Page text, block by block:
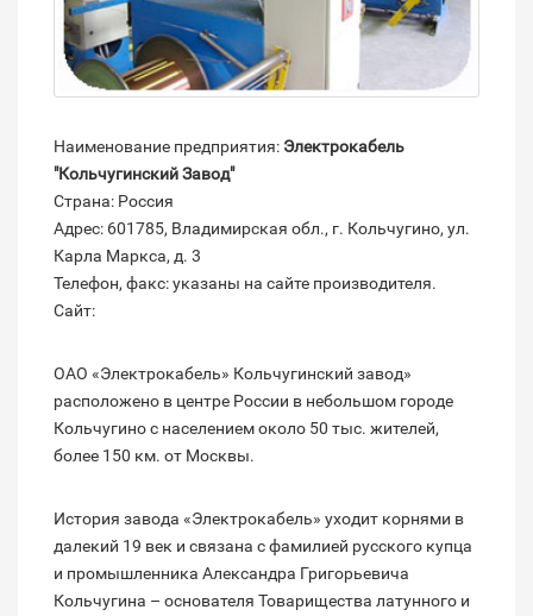
Наименование предприятия: Электрокабель
"Кольчугинский Завод"
Страна: Россия
Адрес: 601785, Владимирская обл., г. Кольчугино, ул.
Карла Маркса, д. 3
Телефон, факс: указаны на сайте производителя.
Сайт:
ОАО «Электрокабель» Кольчугинский завод»
расположено в центре России в небольшом городе
Кольчугино с населением около 50 тыс. жителей,
более 150 км. от Москвы.
История завода «Электрокабель» уходит корнями в
далекий 19 век и связана с фамилией русского купца
и промышленника Александра Григорьевича
Кольчугина – основателя Товарищества латунного и